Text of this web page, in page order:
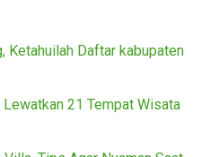
Ketahuilah Daftar kabupaten
21 Tempat Wisata